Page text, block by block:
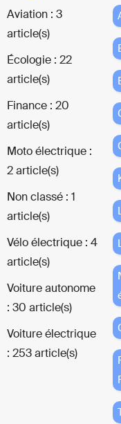
Aviation : 3
article(s)
Écologie : 22
article(s)
Finance : 20
article(s)
Moto électrique :
2 article(s)
Non classé : 1
article(s)
Vélo électrique : 4
article(s)
Voiture autonome
: 30 article(s)
Voiture électrique
: 253 article(s)